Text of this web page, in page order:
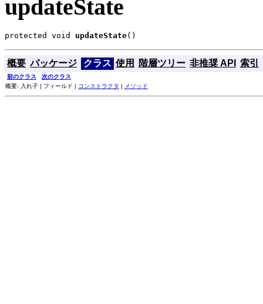
updateState
protected void updateState()
概要 パッケージ クラス 使用 階層ツリー 非推奨 API 索引
前のクラス
次のクラス
概要: 入れ子 | フィールド | コンストラクタ | メソッド